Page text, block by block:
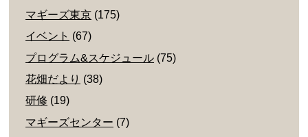
マギーズ東京 (175)
イベント (67)
プログラム&スケジュール (75)
花畑だより (38)
研修 (19)
マギーズセンター (7)